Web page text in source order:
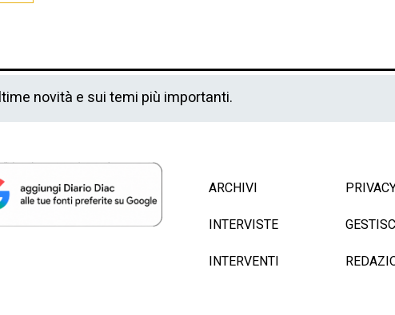
novità e sui temi più importanti.
ARCHIVI
INTERVISTE
INTERVENTI